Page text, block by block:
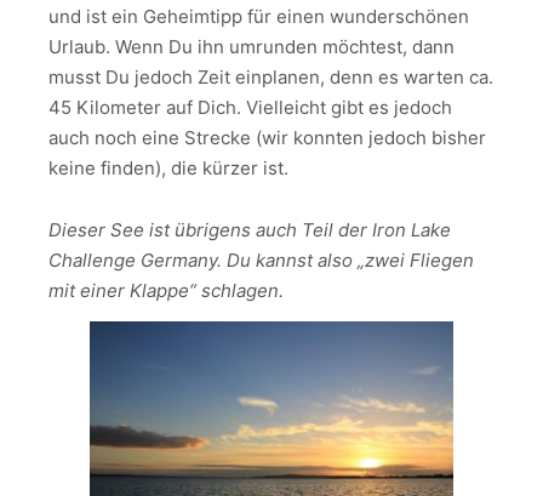
und ist ein Geheimtipp für einen wunderschönen
Urlaub. Wenn Du ihn umrunden möchtest, dann
musst Du jedoch Zeit einplanen, denn es warten ca.
45 Kilometer auf Dich. Vielleicht gibt es jedoch
auch noch eine Strecke (wir konnten jedoch bisher
keine finden), die kürzer ist.
Dieser See ist übrigens auch Teil der Iron Lake
Challenge Germany. Du kannst also „zwei Fliegen
mit einer Klappe“ schlagen.